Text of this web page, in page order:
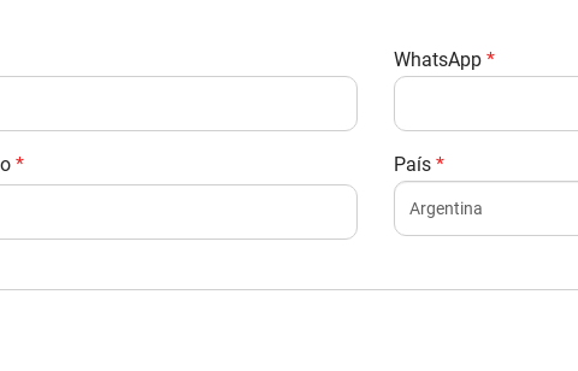
WhatsApp *
* País *